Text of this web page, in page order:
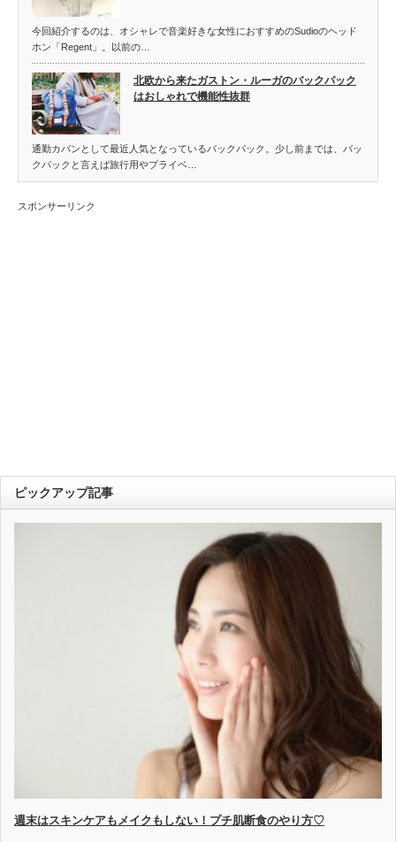
今回紹介するのは、オシャレで音楽好きな女性におすすめのSudioのヘッド
ホン「Regent」。以前の…
北欧から来たガストン・ルーガのバックパック
はおしゃれで機能性抜群
通勤カバンとして最近人気となっているバックパック。少し前までは、バッ
クパックと言えば旅行用やプライベ…
スポンサーリンク
ピックアップ記事
週末はスキンケアもメイクもしない！プチ肌断食のやり方♡